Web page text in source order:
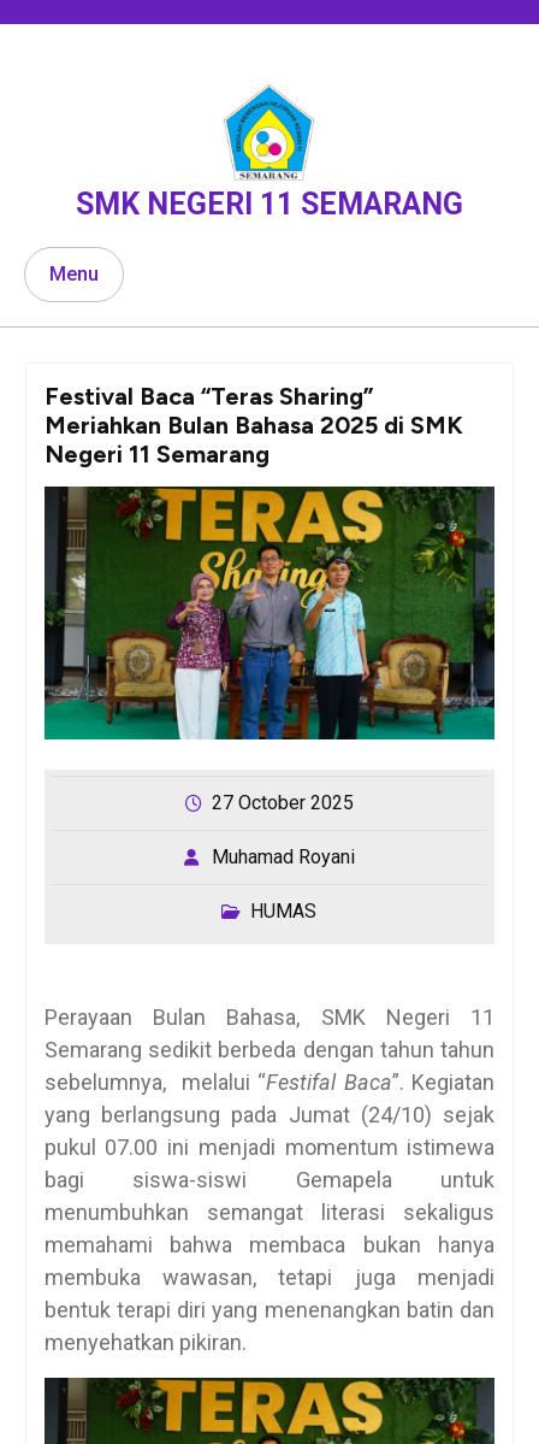
SMK NEGERI 11 SEMARANG
Menu
Festival Baca “Teras Sharing”
Meriahkan Bulan Bahasa 2025 di SMK
Negeri 11 Semarang
27 October 2025
Muhamad Royani
HUMAS
Perayaan Bulan Bahasa, SMK Negeri 11
Semarang sedikit berbeda dengan tahun tahun
sebelumnya, melalui “Festifal Baca”. Kegiatan
yang berlangsung pada Jumat (24/10) sejak
pukul 07.00 ini menjadi momentum istimewa
bagi siswa-siswi Gemapela untuk
menumbuhkan semangat literasi sekaligus
memahami bahwa membaca bukan hanya
membuka wawasan, tetapi juga menjadi
bentuk terapi diri yang menenangkan batin dan
menyehatkan pikiran.